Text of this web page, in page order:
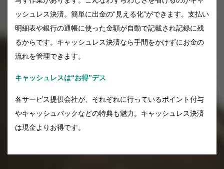
ッシュレス決済。簡単に出金の“見える化”ができます。支払い
明細表や銀行の通帳に使った金額が自動で記載され記録に残
るからです。キャッシュレス決済なら手間をかけずにお金の
流れを管理できます。
キャッシュレスは“お得”デス
各サービス提供会社が、それぞれに行っているポイント付与
やキャッシュバックなどの特典も魅力。キャッシュレス決済
は現金よりお得です。